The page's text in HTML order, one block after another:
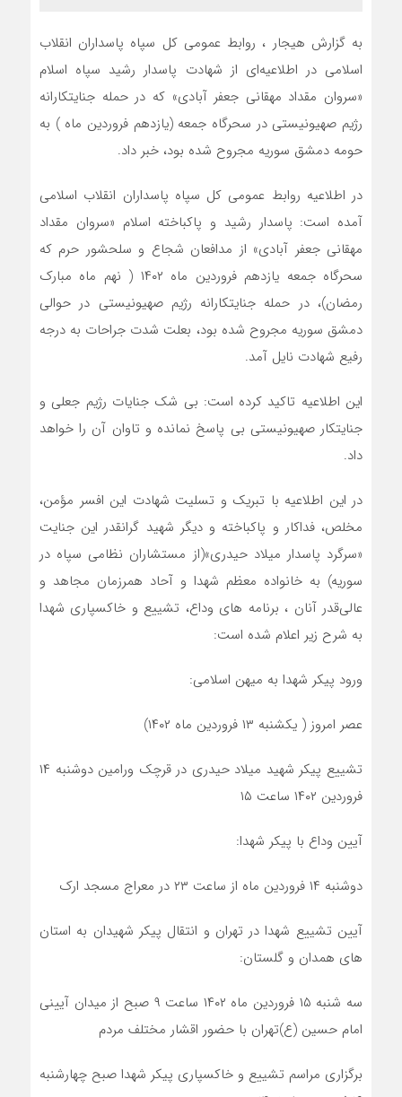
به گزارش هیجار ، روابط عمومی کل سپاه پاسداران انقلاب
اسلامی در اطلاعیه‌ای از شهادت پاسدار رشید سپاه اسلام
«سروان مقداد مهقانی جعفر آبادی» که در حمله جنایتکارانه
رژیم صهیونیستی در سحرگاه جمعه (یازدهم فروردین ماه ) به
حومه دمشق سوریه مجروح شده بود، خبر داد.
در اطلاعیه روابط عمومی کل سپاه پاسداران انقلاب اسلامی
آمده است: پاسدار رشید و پاکباخته اسلام «سروان مقداد
مهقانی جعفر آبادی» از مدافعان شجاع و سلحشور حرم که
سحرگاه جمعه یازدهم فروردین ماه ۱۴۰۲ ( نهم ماه مبارک
رمضان)، در حمله جنایتکارانه رژیم صهیونیستی در حوالی
دمشق سوریه مجروح شده بود، بعلت شدت جراحات به درجه
رفیع شهادت نایل آمد.
این اطلاعیه تاکید کرده است: بی شک جنایات رژیم جعلی و
جنایتکار صهیونیستی بی پاسخ نمانده و تاوان آن را خواهد
داد.
در این اطلاعیه با تبریک و تسلیت شهادت این افسر مؤمن،
مخلص، فداکار و پاکباخته و دیگر شهید گرانقدر این جنایت
«سرگرد پاسدار میلاد حیدری»(از مستشاران نظامی سپاه در
سوریه) به خانواده معظم شهدا و آحاد همرزمان مجاهد و
عالی‌قدر آنان ، برنامه های وداع، تشییع و خاکسپاری شهدا
به شرح زیر اعلام شده است:
ورود پیکر شهدا به میهن اسلامی:
عصر امروز ( یکشنبه ۱۳ فروردین ماه ۱۴۰۲)
تشییع پیکر شهید میلاد حیدری در قرچک ورامین دوشنبه ۱۴
فروردین ۱۴۰۲ ساعت ۱۵
آیین وداع با پیکر شهدا:
دوشنبه ۱۴ فروردین ماه از ساعت ۲۳ در معراج مسجد ارک
آیین تشییع شهدا در تهران و انتقال پیکر شهیدان به استان
های همدان و گلستان:
سه شنبه ۱۵ فروردین ماه ۱۴۰۲ ساعت ۹ صبح از میدان آیینی
امام حسین (ع)تهران با حضور اقشار مختلف مردم
برگزاری مراسم تشییع و خاکسپاری پیکر شهدا صبح چهارشنبه